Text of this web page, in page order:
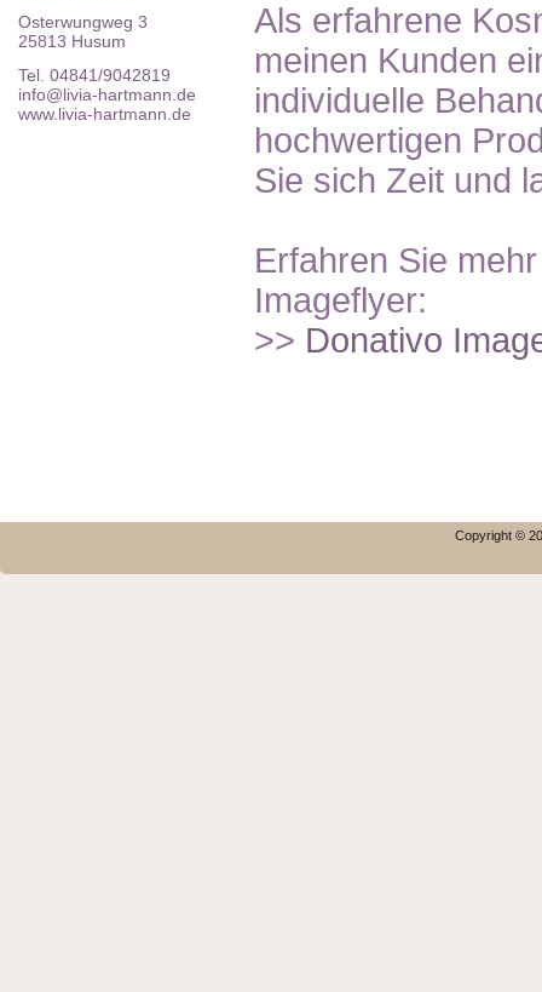
Osterwungweg 3
25813 Husum
Tel. 04841/9042819
info@livia-hartmann.de
www.livia-hartmann.de
Als erfahrene
meinen Kunden
individuelle
hochwertigen
Sie sich Zeit und
Erfahren Sie
Imageflyer:
>> Donativo
Copyright ©